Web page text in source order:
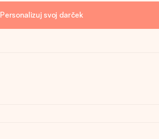
Personalizuj svoj darček